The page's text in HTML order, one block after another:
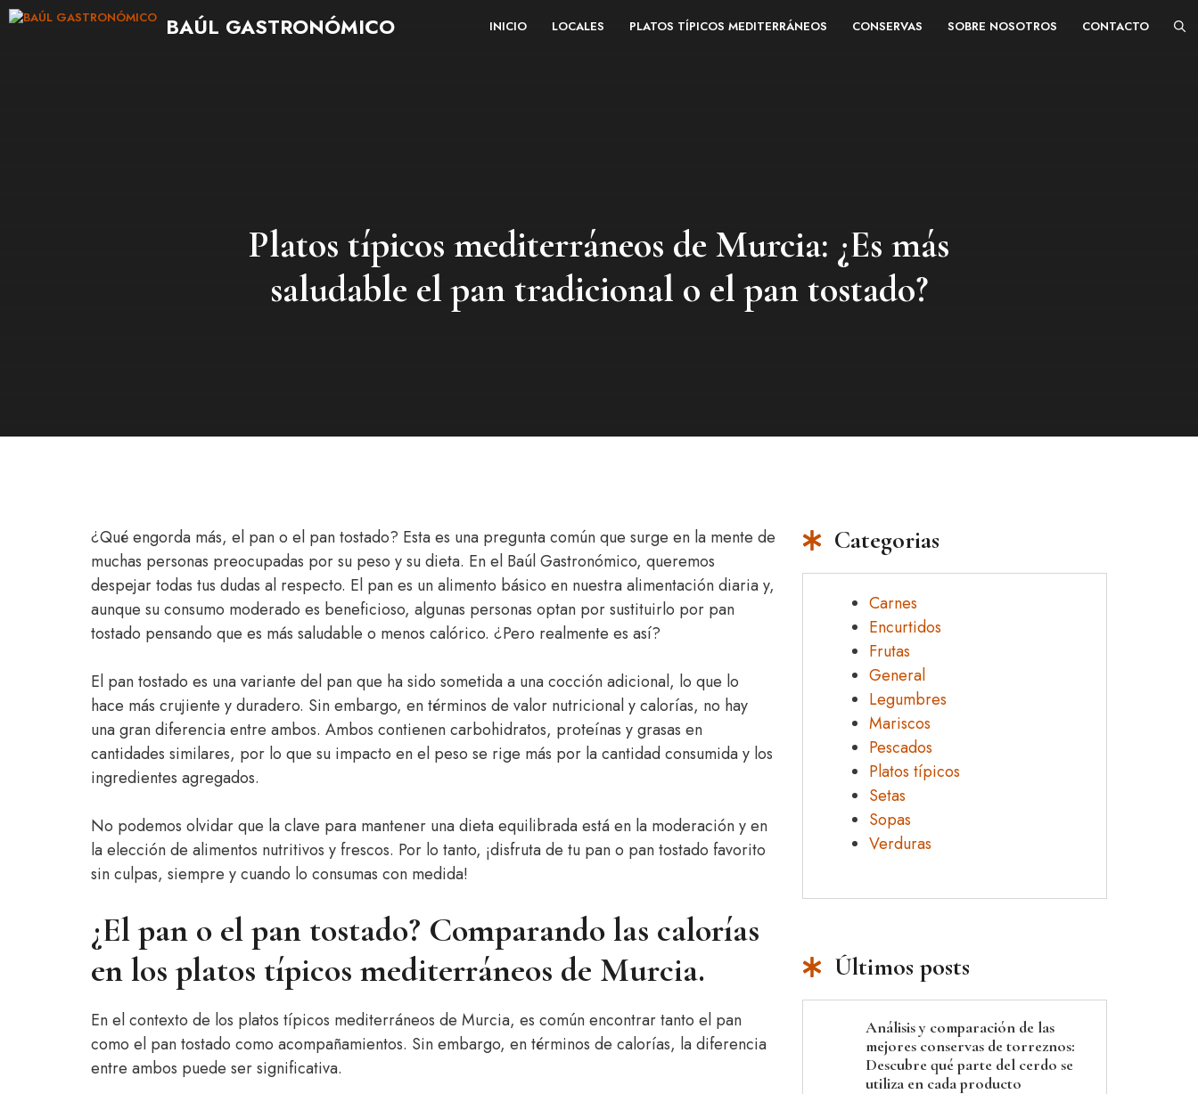
Saltar
BAÚL GASTRONÓMICO INICIO LOCALES PLATOS TÍPICOS MEDITERRÁNEOS CONSERVAS SOBRE NOSOTROS CONTACTO
Platos típicos mediterráneos de Murcia: ¿Es más
saludable el pan tradicional o el pan tostado?
¿Qué engorda más, el pan o el pan tostado? Esta es una pregunta común que surge en la mente de
muchas personas preocupadas por su peso y su dieta. En el Baúl Gastronómico, queremos
despejar todas tus dudas al respecto. El pan es un alimento básico en nuestra alimentación diaria y,
aunque su consumo moderado es beneficioso, algunas personas optan por sustituirlo por pan
tostado pensando que es más saludable o menos calórico. ¿Pero realmente es así?
El pan tostado es una variante del pan que ha sido sometida a una cocción adicional, lo que lo
hace más crujiente y duradero. Sin embargo, en términos de valor nutricional y calorías, no hay
una gran diferencia entre ambos. Ambos contienen carbohidratos, proteínas y grasas en
cantidades similares, por lo que su impacto en el peso se rige más por la cantidad consumida y los
ingredientes agregados.
No podemos olvidar que la clave para mantener una dieta equilibrada está en la moderación y en
la elección de alimentos nutritivos y frescos. Por lo tanto, ¡disfruta de tu pan o pan tostado favorito
sin culpas, siempre y cuando lo consumas con medida!
¿El pan o el pan tostado? Comparando las calorías
en los platos típicos mediterráneos de Murcia.
En el contexto de los platos típicos mediterráneos de Murcia, es común encontrar tanto el pan
como el pan tostado como acompañamientos. Sin embargo, en términos de calorías, la diferencia
entre ambos puede ser significativa.
Categorias
Carnes
Encurtidos
Frutas
General
Legumbres
Mariscos
Pescados
Platos típicos
Setas
Sopas
Verduras
Últimos posts
Análisis y comparación de las
mejores conservas de torreznos:
Descubre qué parte del cerdo se
utiliza en cada producto